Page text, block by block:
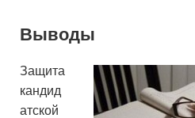
Выводы
Защита
кандид
атской